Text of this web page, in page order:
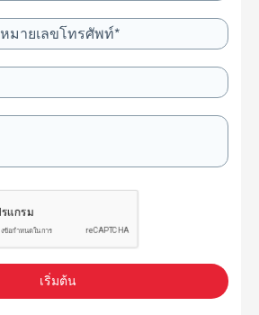
หมายเลขโทรศัพท์*
เริ่มต้น